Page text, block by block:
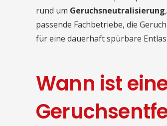
rund um Geruchsneutralisierung,
passende Fachbetriebe, die
für eine dauerhaft spürbare
Wann ist